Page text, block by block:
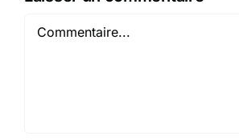
Commentaire